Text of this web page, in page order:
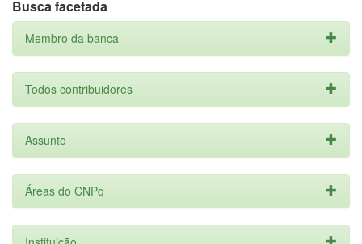
Busca facetada
Membro da banca
Todos contribuidores
Assunto
Áreas do CNPq